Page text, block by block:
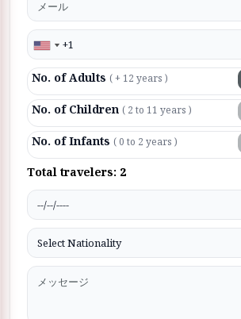
No. of Adults ( + 12 years )
No. of Children ( 2 to 11 years )
No. of Infants ( 0 to 2 years )
Total travelers: 2